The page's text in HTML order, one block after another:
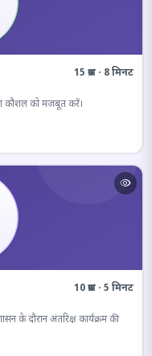
15 प्रश्न · 8 मिनट
कौशल को मजबूत करें।
10 प्रश्न · 5 मिनट
के दौरान अंतरिक्ष कार्यक्रम की